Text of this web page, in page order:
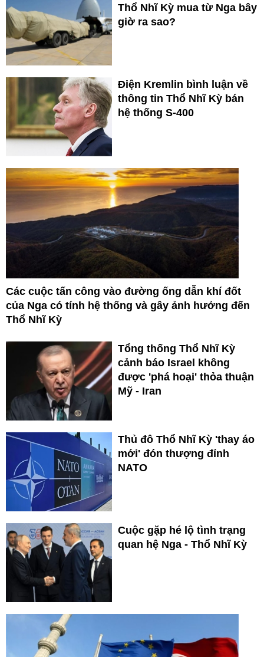
Thổ Nhĩ Kỳ mua từ Nga bây
giờ ra sao?
Điện Kremlin bình luận về
thông tin Thổ Nhĩ Kỳ bán
hệ thống S-400
Các cuộc tấn công vào đường ống dẫn khí đốt
của Nga có tính hệ thống và gây ảnh hưởng đến
Thổ Nhĩ Kỳ
Tổng thống Thổ Nhĩ Kỳ
cảnh báo Israel không
được 'phá hoại' thỏa thuận
Mỹ - Iran
Thủ đô Thổ Nhĩ Kỳ 'thay áo
mới' đón thượng đỉnh
NATO
Cuộc gặp hé lộ tình trạng
quan hệ Nga - Thổ Nhĩ Kỳ